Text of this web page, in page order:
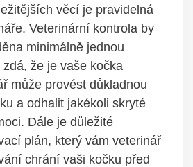
věcí je pravidelná
Veterinární kontrola by
minimálně jednou
že je vaše kočka
může provést důkladnou
a odhalit jakékoli skryté
Dále je důležité
plán, který vám veterinář
chrání vaši kočku před